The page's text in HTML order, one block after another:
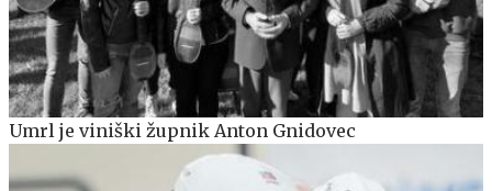
Umrl je viniški župnik Anton Gnidovec